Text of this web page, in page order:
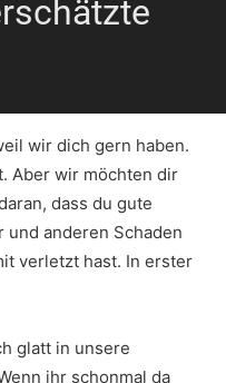
wir dich gern haben.
Aber wir möchten dir
dass du gute
und anderen Schaden
verletzt hast. In erster
glatt in unsere
ihr schonmal da